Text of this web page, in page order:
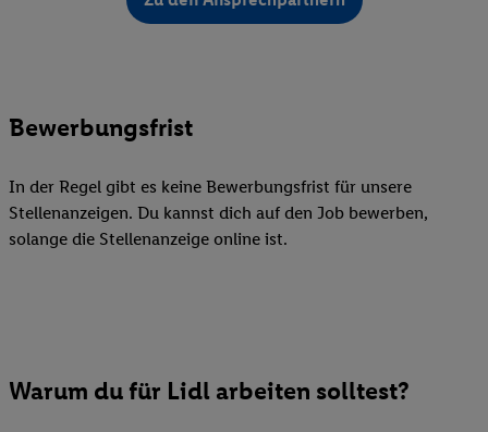
Bewerbungsfrist
In der Regel gibt es keine Bewerbungsfrist für unsere
Stellenanzeigen. Du kannst dich auf den Job bewerben,
solange die Stellenanzeige online ist.
Warum du für Lidl arbeiten solltest?